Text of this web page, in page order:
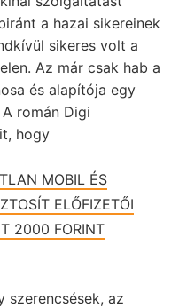
a hazai sikereinek
sikeres volt a
Az már csak hab a
és alapítója egy
román Digi
hogy
MOBIL ÉS
ELŐFIZETŐI
2000 FORINT
szerencsések, az